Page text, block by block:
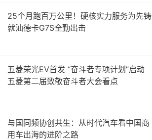
25个月跑百万公里！硬核实力服务为先铸
就汕德卡G7S全勤出击
五菱荣光EV首发 “奋斗者专项计划”启动
五菱第二届致敬奋斗者大会看点
与国同频协创共生：从时代汽车看中国商
用车出海的进阶之路